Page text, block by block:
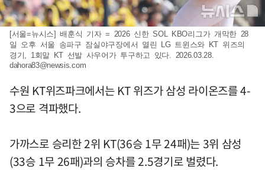
[서울=뉴시스] 배훈식 기자 = 2026 신한 SOL KBO리그가 개막한 28
일 오후 서울 송파구 잠실야구장에서 열린 LG 트윈스와 KT 위즈의
경기, 1회말 KT 선발 사우어가 투구하고 있다. 2026.03.28.
dahora83@newsis.com
수원 KT위즈파크에서는 KT 위즈가 삼성 라이온즈를 4-
3으로 격파했다.
가까스로 승리한 2위 KT(36승 1무 24패)는 3위 삼성
(33승 1무 26패)과의 승차를 2.5경기로 벌렸다.